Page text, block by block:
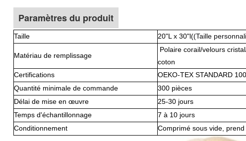
Paramètres du produit
Taille 20"L x 30"l((Taille
Matériau de remplissage
Polaire corail/velours
coton
Certifications
OEKO-TEX STANDARD
Quantité minimale de commande
300 pièces
Délai de mise en œuvre
25-30 jours
Temps d'échantillonnage
7 à 10 jours
Conditionnement
Comprimé sous vide,